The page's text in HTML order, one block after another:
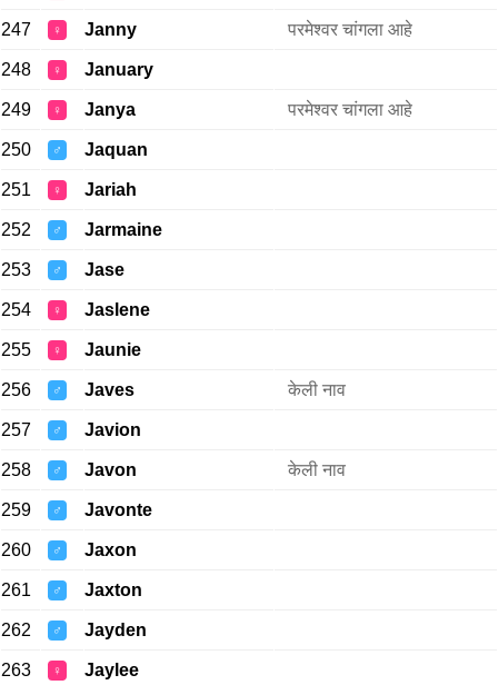
247 ♀ Janny परमेश्वर चांगला आहे
248 ♀ January
249 ♀ Janya परमेश्वर चांगला आहे
250 ♂ Jaquan
251 ♀ Jariah
252 ♂ Jarmaine
253 ♂ Jase
254 ♀ Jaslene
255 ♀ Jaunie
256 ♂ Javes केली नाव
257 ♂ Javion
258 ♂ Javon केली नाव
259 ♂ Javonte
260 ♂ Jaxon
261 ♂ Jaxton
262 ♂ Jayden
263 ♀ Jaylee